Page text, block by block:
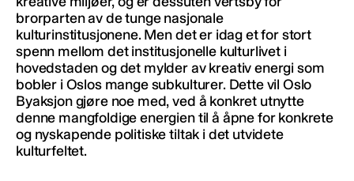
brorparten av de tunge nasjonale
kulturinstitusjonene. Men det er idag et for stort
spenn mellom det institusjonelle kulturlivet i
hovedstaden og det mylder av kreativ energi som
bobler i Oslos mange subkulturer. Dette vil Oslo
Byaksjon gjøre noe med, ved å konkret utnytte
denne mangfoldige energien til å åpne for konkrete
og nyskapende politiske tiltak i det utvidete
kulturfeltet.